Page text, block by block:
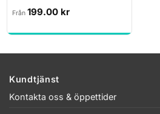
Från 199.00 kr
Kundtjänst
Kontakta oss & öppettider